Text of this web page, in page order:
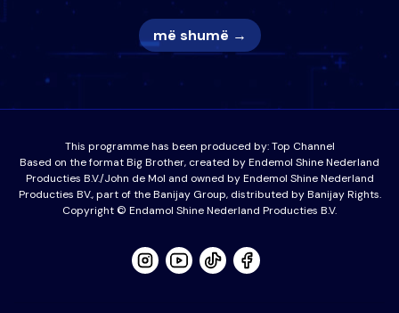
më shumë →
This programme has been produced by:Top Channel
Based on the format Big Brother, created by Endemol Shine Nederland
Producties B.V./John de Mol and owned by Endemol Shine Nederland
Producties BV., part of the Banijay Group, distributed by Banijay Rights.
Copyright © Endamol Shine Nederland Producties B.V.